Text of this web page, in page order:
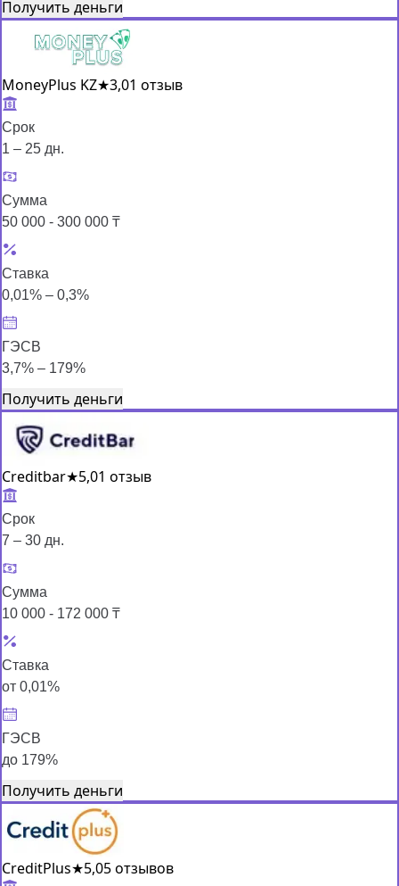
Получить деньги
MoneyPlus KZ★3,01 отзыв
Срок
1 – 25 дн.
Сумма
50 000 - 300 000 ₸
Ставка
0,01% – 0,3%
ГЭСВ
3,7% – 179%
Получить деньги
Creditbar★5,01 отзыв
Срок
7 – 30 дн.
Сумма
10 000 - 172 000 ₸
Ставка
от 0,01%
ГЭСВ
до 179%
Получить деньги
CreditPlus★5,05 отзывов